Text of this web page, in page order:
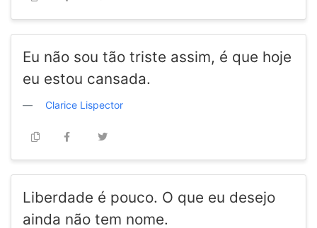
Eu não sou tão triste assim, é que hoje
eu estou cansada.
Clarice Lispector
Liberdade é pouco. O que eu desejo
ainda não tem nome.